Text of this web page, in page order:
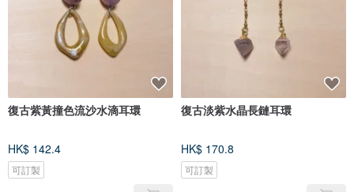
復古紫黃撞色流沙水滴耳環
HK$ 142.4
可訂製
復古淡紫水晶長鏈耳環
HK$ 170.8
可訂製